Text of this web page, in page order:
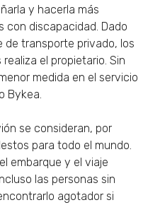
y hacerla más
con discapacidad. Dado
de transporte privado, los
el propietario. Sin
medida en el servicio
Bykea.
se consideran, por
para todo el mundo.
embarque y el viaje
las personas sin
agotador si